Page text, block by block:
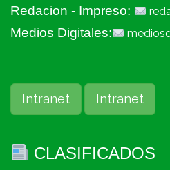
Redacion - Impreso:
Medios Digitales:
Intranet Intranet
CLASIFICADOS